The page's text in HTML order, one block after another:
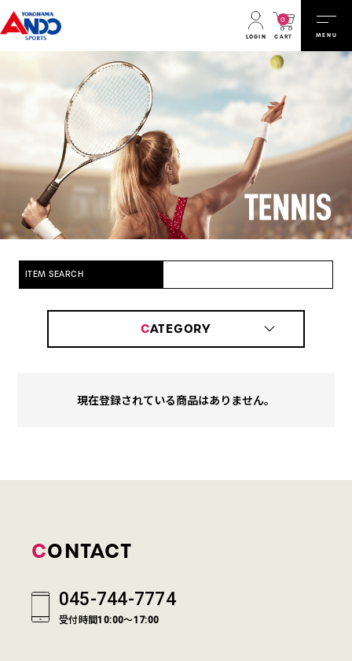
LOGIN CART
0
MENU
ITEM SEARCH
CATEGORY
現在登録されている商品はありません。
CONTACT
045-744-7774
受付時間10:00～17:00